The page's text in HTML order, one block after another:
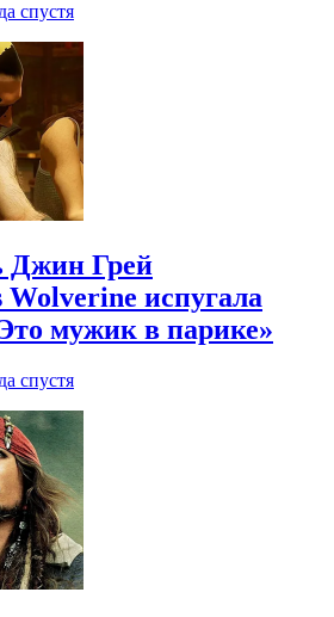
спустя
Джин Грей
Wolverine испугала
мужик в парике»
спустя